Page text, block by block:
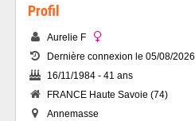
Profil
Aurelie F
Dernière connexion le 05/08/2026
16/11/1984 - 41 ans
FRANCE Haute Savoie (74)
Annemasse